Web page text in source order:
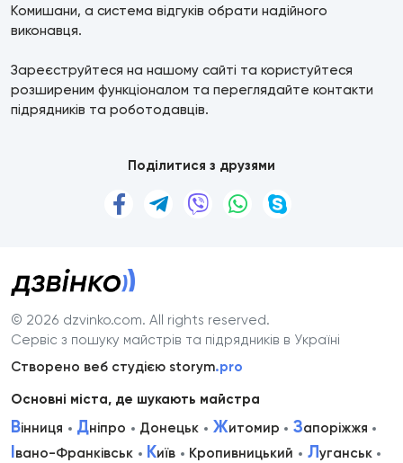
Комишани, а система відгуків обрати надійного
виконавця.
Зареєструйтеся на нашому сайті та користуйтеся
розширеним функціоналом та переглядайте контакти
підрядників та роботодавців.
Поділитися з друзями
© 2026 dzvinko.com. All rights reserved.
Сервіс з пошуку майстрів та підрядників в Україні
Створено веб студією storym.pro
Основні міста, де шукають майстра
Вінниця Дніпро Донецьк Житомир Запоріжжя
Івано-Франківськ Київ Кропивницький Луганськ